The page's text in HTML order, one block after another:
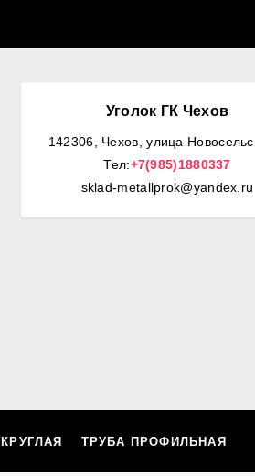
Уголок ГК Чехов
142306, Чехов, улица
Тел:+7(985)1880337
sklad-metallprok@yandex.ru
ТРУБА ПРОФИЛЬНАЯ